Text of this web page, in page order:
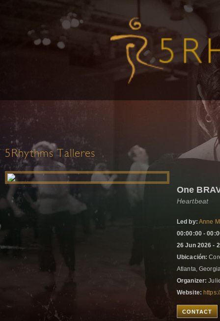
5Rhythms Talleres
One
Heartbeat
Led by: Anne
00:00:00 -
26 Jun 2026 -
Ubicación:
Atlanta,
Organizer:
Website:
CONTACT